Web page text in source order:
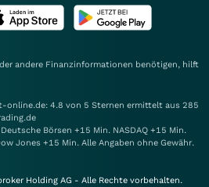
andere Finanzinformationen benötigen, hilft
online.de: 4.8 von 5 Sternen ermittelt aus 285
Börsen +15 Min. NASDAQ +15 Min.
Jones +15 Min. Alle Angaben ohne Gewähr.
Holding AG - Alle Rechte vorbehalten.